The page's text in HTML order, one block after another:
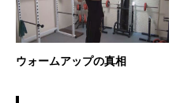
ウォームアップの真相